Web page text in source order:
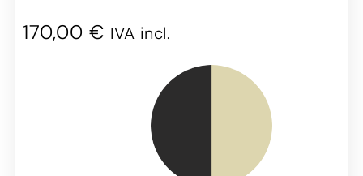
170,00 € IVA incl.